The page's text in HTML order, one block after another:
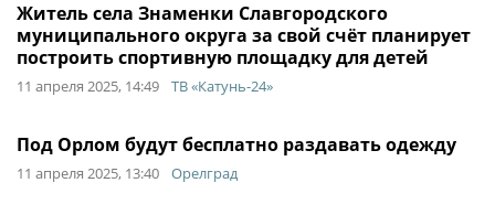
Житель села Знаменки Славгородского
муниципального округа за свой счёт планирует
построить спортивную площадку для детей
11 апреля 2025, 14:49 ТВ «Катунь-24»
Под Орлом будут бесплатно раздавать одежду
11 апреля 2025, 13:40 Орелград